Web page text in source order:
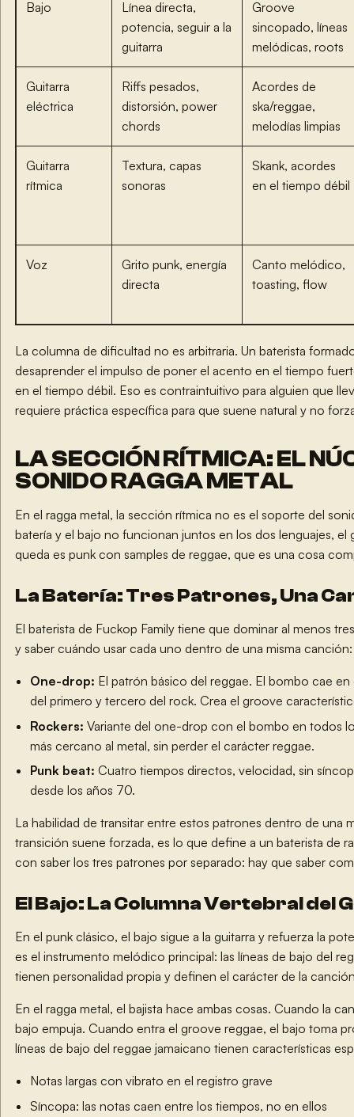
Bajo
Línea directa,
potencia, seguir a la
guitarra
Groove
sincopado, líneas
melódicas, roots
Guitarra
eléctrica
Riffs pesados,
distorsión, power
chords
Acordes de
ska/reggae,
melodías limpias
Guitarra
rítmica
Textura, capas
sonoras
Skank, acordes
en el tiempo débil
Voz
Grito punk, energía
directa
Canto melódico,
toasting, flow
La columna de dificultad no es arbitraria. Un baterista
desaprender el impulso de poner el acento en el tiempo
en el tiempo débil. Eso es contraintuitivo para alguien que
requiere práctica específica para que suene natural y no
LA SECCIÓN RÍTMICA: EL
SONIDO RAGGA METAL
En el ragga metal, la sección rítmica no es el soporte del
batería y el bajo no funcionan juntos en los dos lenguajes,
queda es punk con samples de reggae, que es una cosa
La Batería: Tres Patrones, Una
El baterista de Fuckop Family tiene que dominar al menos
y saber cuándo usar cada uno dentro de una misma canción:
One-drop: El patrón básico del reggae. El bombo cae
del primero y tercero del rock. Crea el groove
Rockers: Variante del one-drop con el bombo en todos
más cercano al metal, sin perder el carácter reggae.
Punk beat: Cuatro tiempos directos, velocidad, sin
desde los años 70.
La habilidad de transitar entre estos patrones dentro de una
transición suene forzada, es lo que define a un baterista de
con saber los tres patrones por separado: hay que saber
El Bajo: La Columna Vertebral del
En el punk clásico, el bajo sigue a la guitarra y refuerza la
es el instrumento melódico principal: las líneas de bajo del
tienen personalidad propia y definen el carácter de la
En el ragga metal, el bajista hace ambas cosas. Cuando la
bajo empuja. Cuando entra el groove reggae, el bajo toma
líneas de bajo del reggae jamaicano tienen características
Notas largas con vibrato en el registro grave
Síncopa: las notas caen entre los tiempos, no en ellos